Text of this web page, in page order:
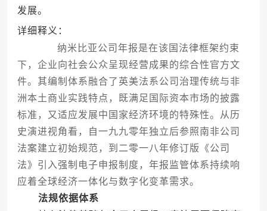
发展。
详细释义：
纳米比亚公司年报是在该国法律框架约束
下，企业向社会公众呈现经营成果的综合性官方文
件。其编制体系融合了英美法系公司治理传统与非
洲本土商业实践特点，既满足国际资本市场的披露
标准，又适应发展中国家经济环境的特殊性。从历
史演进视角看，自一九九零年独立后参照南非公司
法案建立初始规范，到二零一八年修订版《公司
法》引入强制电子申报制度，年报监管体系持续响
应着全球经济一体化与数字化变革需求。
法规依据体系